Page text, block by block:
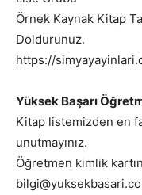
Örnek Kaynak Kitap
Doldurunuz.
https://
Yüksek Başarı
Kitap listemizden en
unutmayınız.
Öğretmen kimlik